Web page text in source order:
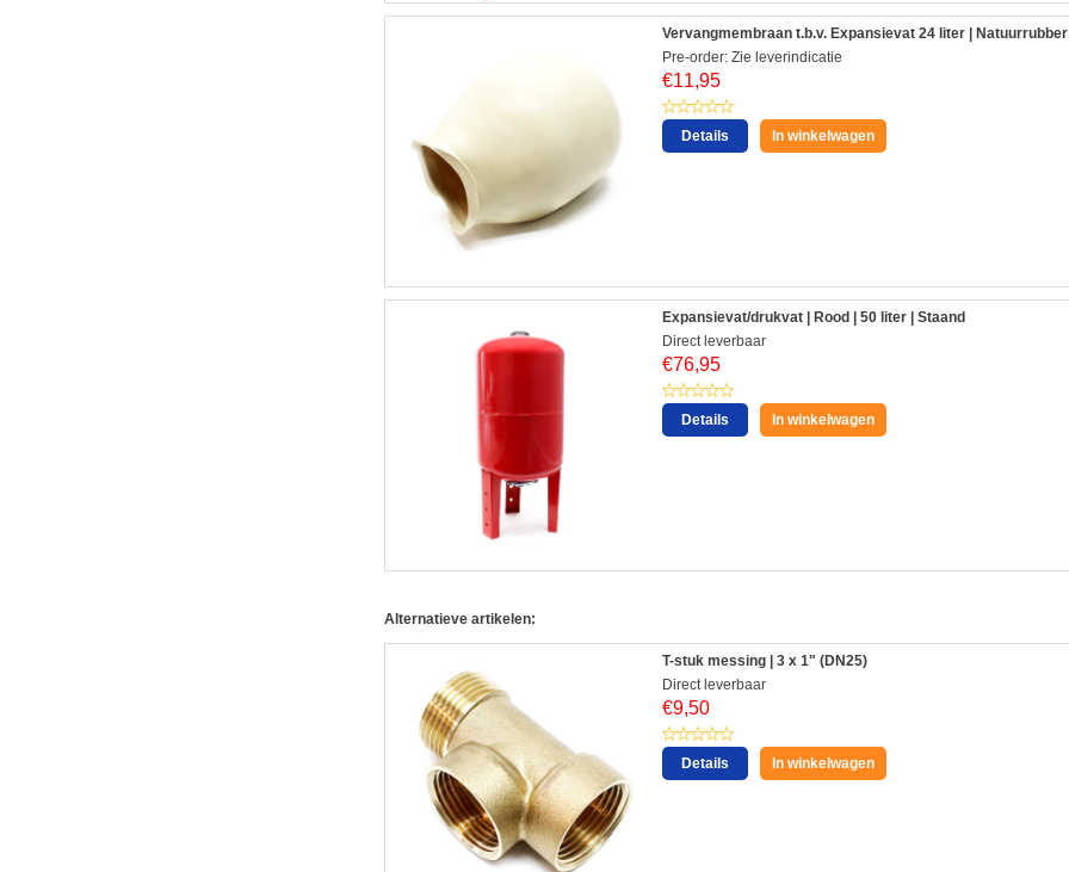
Vervangmembraan t.b.v. Expansievat 24 liter |
Pre-order: Zie leverindicatie
€11,95
Details In winkelwagen
Expansievat/drukvat | Rood | 50 liter | Staand
Direct leverbaar
€76,95
Details In winkelwagen
Alternatieve artikelen:
T-stuk messing | 3 x 1" (DN25)
Direct leverbaar
€9,50
Details In winkelwagen